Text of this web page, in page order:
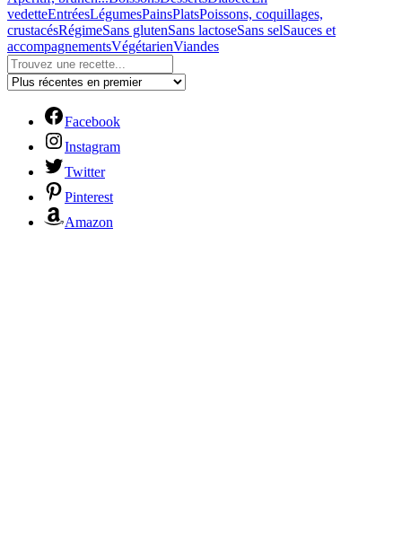
vedetteEntréesLégumesPainsPlatsPoissons, coquillages,
crustacésRégimeSans glutenSans lactoseSans selSauces et
accompagnementsVégétarienViandes
Facebook
Instagram
Twitter
Pinterest
Amazon